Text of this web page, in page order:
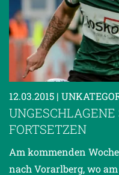
12.03.2015 |
FORTSETZEN
Am kommenden
nach Vorarlberg, wo